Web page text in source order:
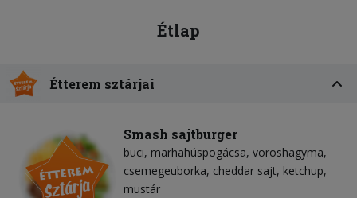
Étlap
Étterem sztárjai
Smash sajtburger
buci marhahúspogácsa vöröshagyma
csemegeuborka cheddar sajt ketchup
mustár